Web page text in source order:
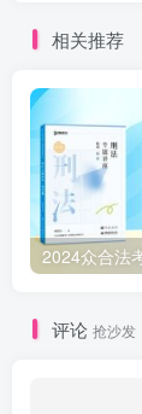
相关推荐
评论 抢沙发